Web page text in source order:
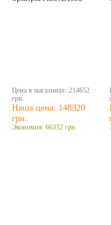
Цена в магазинах: 214652
грн.
Наша цена: 148320
грн.
Экономия: 66332 грн.